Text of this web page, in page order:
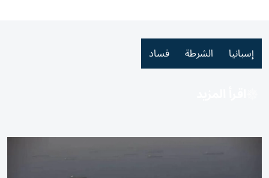
إسبانيا الشرطة فساد